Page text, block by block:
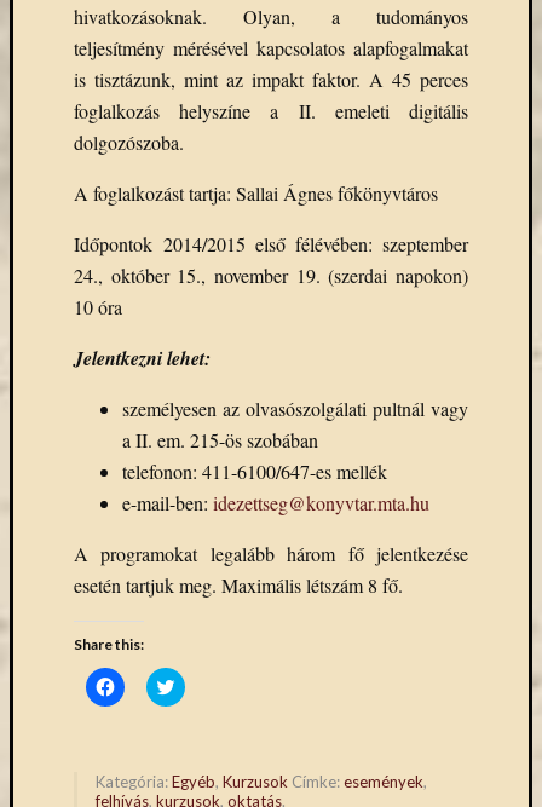
hivatkozásoknak. Olyan, a tudományos
teljesítmény mérésével kapcsolatos alapfogalmakat
is tisztázunk, mint az impakt faktor. A 45 perces
foglalkozás helyszíne a II. emeleti digitális
dolgozószoba.
A foglalkozást tartja: Sallai Ágnes főkönyvtáros
Időpontok 2014/2015 első félévében: szeptember
24., október 15., november 19. (szerdai napokon)
10 óra
Jelentkezni lehet:
személyesen az olvasószolgálati pultnál vagy
a II. em. 215-ös szobában
telefonon: 411-6100/647-es mellék
e-mail-ben: idezettseg@konyvtar.mta.hu
A programokat legalább három fő jelentkezése
esetén tartjuk meg. Maximális létszám 8 fő.
Share this:
Click
to
in
new
Click
to
in
new
Kategória:Egyéb, Kurzusok Címke:események,
felhívás, kurzusok, oktatás.